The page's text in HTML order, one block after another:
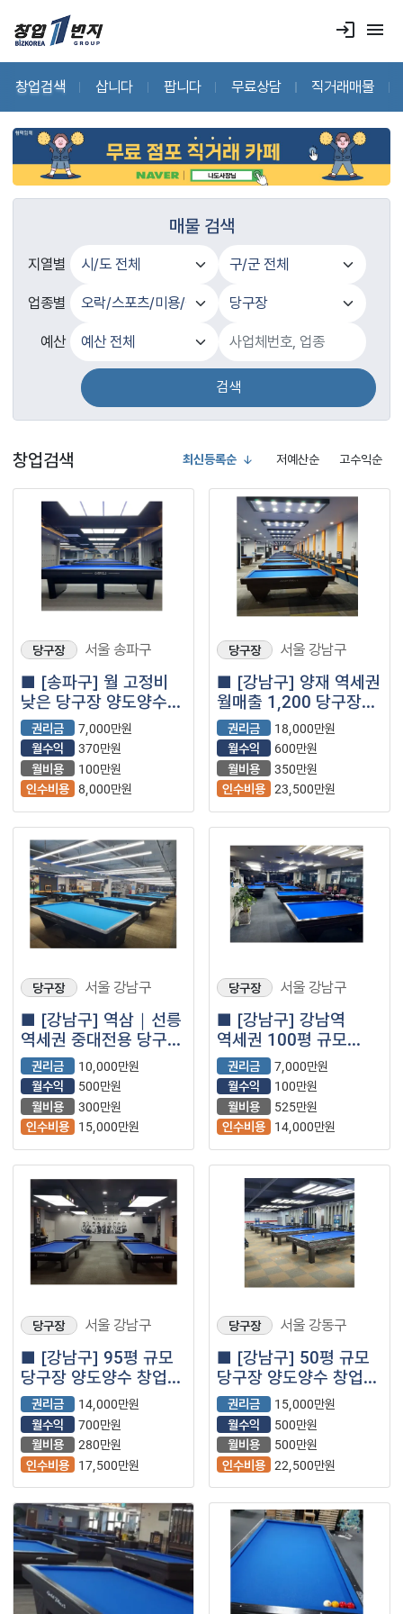
login menu
창업검색 삽니다 팝니다 무료상담 직거래매물
매물 검색
지열별
업종별
예산
검색
창업검색 최신등록순 저예산순 고수익순
당구장 서울 송파구
■ [송파구] 월 고정비
낮은 당구장 양도양수
창업 매물
권리금
7,000만원
월수익
370만원
월비용
100만원
인수비용 8,000만원
당구장 서울 강남구
■ [강남구] 양재 역세권
월매출 1,200 당구장
양도양수 창업 매물
권리금
18,000만원
월수익
600만원
월비용
350만원
인수비용 23,500만원
당구장 서울 강남구
■ [강남구] 역삼｜선릉
역세권 중대전용 당구장
양도양수 창업 매물
권리금
10,000만원
월수익
500만원
월비용
300만원
인수비용
15,000만원
당구장 서울 강남구
■ [강남구] 강남역
역세권 100평 규모
당구장 양도양수 창업
매물
권리금
7,000만원
월수익
100만원
월비용
525만원
인수비용
14,000만원
당구장 서울 강남구
■ [강남구] 95평 규모
당구장 양도양수 창업
매물
권리금
14,000만원
월수익
700만원
월비용
280만원
인수비용
17,500만원
당구장 서울 강동구
■ [강남구] 50평 규모
당구장 양도양수 창업
매물
권리금
15,000만원
월수익
500만원
월비용
500만원
인수비용 22,500만원